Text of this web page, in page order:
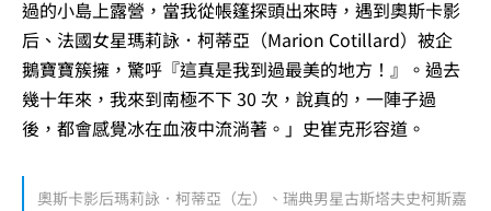
過的小島上露營，當我從帳篷探頭出來時，遇到奧斯卡影
后、法國女星瑪莉詠．柯蒂亞（Marion Cotillard）被企
鵝寶寶簇擁，驚呼『這真是我到過最美的地方！』。過去
幾十年來，我來到南極不下 30 次，說真的，一陣子過
後，都會感覺冰在血液中流淌著。」史崔克形容道。
奧斯卡影后瑪莉詠．柯蒂亞（左）、瑞典男星古斯塔夫史柯斯嘉